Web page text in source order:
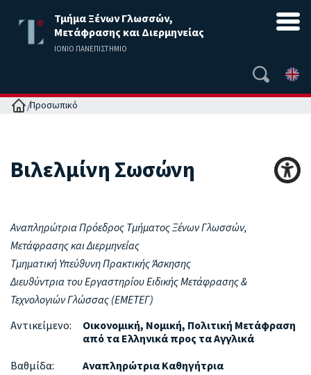
Τμήμα Ξένων Γλωσσών,
Μετάφρασης και Διερμηνείας
ΙΟΝΙΟ ΠΑΝΕΠΙΣΤΗΜΙΟ
Αρχική
Προσωπικό
ΒιλελμίνηΣωσώνη
Αναπληρώτρια Πρόεδρος Τμήματος Ξένων Γλωσσών,
Μετάφρασης και Διερμηνείας
Τμηματική Υπεύθυνη Πρακτικής Άσκησης
Διευθύντρια του Εργαστηρίου Ειδικής Μετάφρασης &
Τεχνολογιών Γλώσσας (ΕΜΕΤΕΓ)
Αντικείμενο:
Οικονομική, Νομική, Πολιτική Μετάφραση
από τα Ελληνικά προς τα Αγγλικά
Βαθμίδα:
Αναπληρώτρια Καθηγήτρια